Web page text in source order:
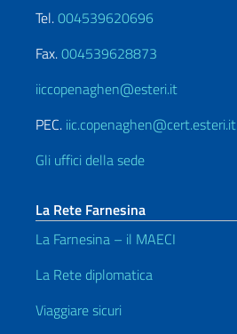
Tel.004539620696
Fax.004539628873
iiccopenaghen@esteri.it
PEC. iic.copenaghen@cert.esteri.it
Gli uffici della sede
La Rete Farnesina
La Farnesina – il MAECI
La Rete diplomatica
Viaggiare sicuri